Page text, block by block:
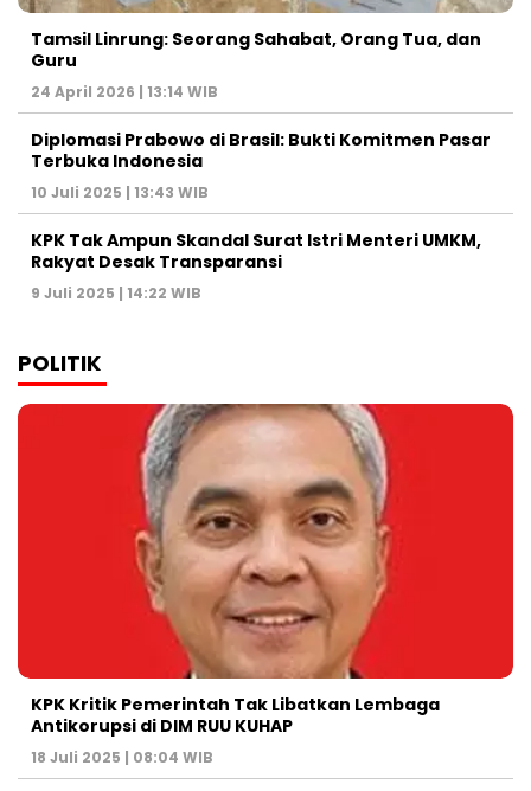
Tamsil Linrung: Seorang Sahabat, Orang Tua, dan
Guru
24 April 2026 | 13:14 WIB
Diplomasi Prabowo di Brasil: Bukti Komitmen Pasar
Terbuka Indonesia
10 Juli 2025 | 13:43 WIB
KPK Tak Ampun Skandal Surat Istri Menteri UMKM,
Rakyat Desak Transparansi
9 Juli 2025 | 14:22 WIB
POLITIK
KPK Kritik Pemerintah Tak Libatkan Lembaga
Antikorupsi di DIM RUU KUHAP
18 Juli 2025 | 08:04 WIB